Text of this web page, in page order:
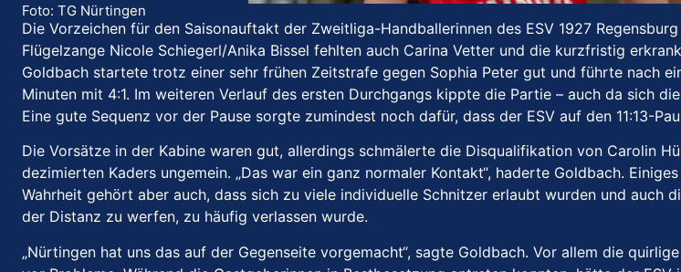
Foto: TG Nürtingen
Die Vorzeichen für den Saisonauftakt der Zweitliga-Handballerinnen des ESV 1927
Flügelzange Nicole Schiegerl/Anika Bissel fehlten auch Carina Vetter und die kurzfristig
Goldbach startete trotz einer sehr frühen Zeitstrafe gegen Sophia Peter gut und führte nach
Minuten mit 4:1. Im weiteren Verlauf des ersten Durchgangs kippte die Partie – auch da sich
Eine gute Sequenz vor der Pause sorgte zumindest noch dafür, dass der ESV auf den 11:13-
Die Vorsätze in der Kabine waren gut, allerdings schmälerte die Disqualifikation von Carolin
dezimierten Kaders ungemein. „Das war ein ganz normaler Kontakt“, haderte Goldbach.
Wahrheit gehört aber auch, dass sich zu viele individuelle Schnitzer erlaubt wurden und
der Distanz zu werfen, zu häufig verlassen wurde.
„Nürtingen hat uns das auf der Gegenseite vorgemacht“, sagte Goldbach. Vor allem die